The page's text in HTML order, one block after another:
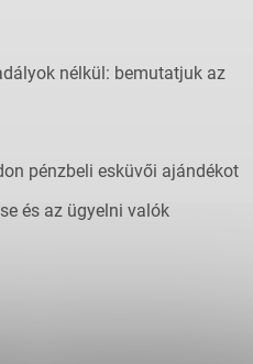
nélkül: bemutatjuk az
pénzbeli esküvői ajándékot
és az ügyelni valók